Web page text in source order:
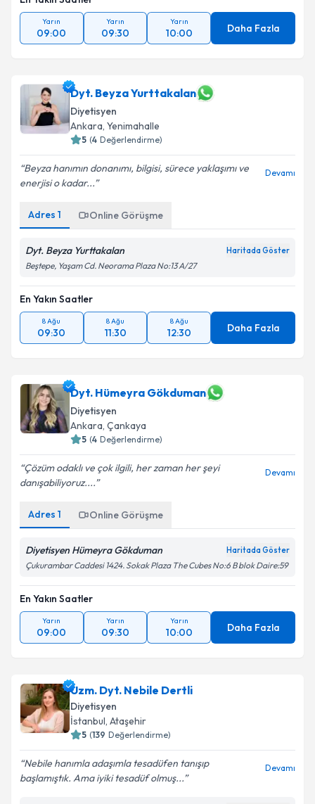
En Yakın Saatler
Yarın
09:00
Yarın
09:30
Yarın
10:00 Daha Fazla
Dyt. Beyza Yurttakalan
Diyetisyen
Ankara, Yenimahalle
( Değerlendirme)
Beyza hanımın donanımı, bilgisi, sürece yaklaşımı ve
enerjisi o kadar...
Adres 1 Online Görüşme
Dyt. Beyza Yurttakalan
Beştepe, Yaşam Cd. Neorama Plaza No:13 A/27
En Yakın Saatler
8 Ağu
09:30
8 Ağu
11:30
8 Ağu
12:30 Daha Fazla
Dyt. Hümeyra Gökduman
Diyetisyen
Ankara, Çankaya
( Değerlendirme)
Çözüm odaklı ve çok ilgili, her zaman her şeyi
danışabiliyoruz....
Adres 1 Online Görüşme
Diyetisyen Hümeyra Gökduman
Çukurambar Caddesi 1424. Sokak Plaza The Cubes No:6 B blok Daire:59
En Yakın Saatler
Yarın
09:00
Yarın
09:30
Yarın
10:00 Daha Fazla
Uzm. Dyt. Nebile Dertli
Diyetisyen
İstanbul,Ataşehir
( Değerlendirme)
Nebile hanımla adaşımla tesadüfen tanışıp
başlamıştık. Ama iyiki tesadüf olmuş...